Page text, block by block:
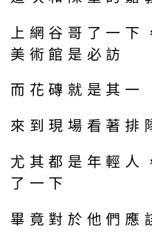
上網谷哥了一下
美術館是必訪
而花磚就是其一
來到現場看著排
尤其都是年輕人
了一下
畢竟對於他們應